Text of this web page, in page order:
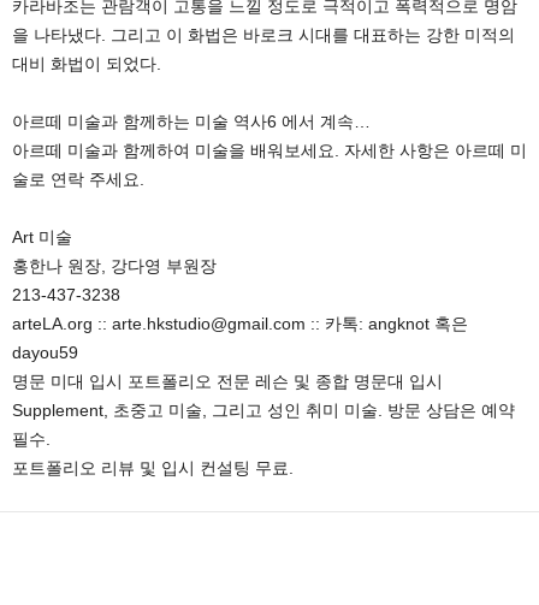
카라바조는 관람객이 고통을 느낄 정도로 극적이고 폭력적으로 명암
을 나타냈다. 그리고 이 화법은 바로크 시대를 대표하는 강한 미적의
대비 화법이 되었다.
아르떼 미술과 함께하는 미술 역사6 에서 계속…
아르떼 미술과 함께하여 미술을 배워보세요. 자세한 사항은 아르떼 미
술로 연락 주세요.
Art 미술
홍한나 원장, 강다영 부원장
213-437-3238
arteLA.org :: arte.hkstudio@gmail.com :: 카톡: angknot 혹은
dayou59
명문 미대 입시 포트폴리오 전문 레슨 및 종합 명문대 입시
Supplement, 초중고 미술, 그리고 성인 취미 미술. 방문 상담은 예약
필수.
포트폴리오 리뷰 및 입시 컨설팅 무료.